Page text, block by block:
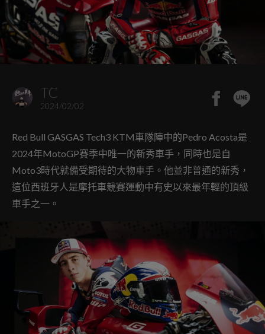
TC
2024/02/02
Red Bull GASGAS Tech3 KTM車隊陣中的Pedro Acosta是
2024年MotoGP賽季中唯一的新秀車手，同時也是自
Moto3時代就備受期待的大物車手。他並非普通的新秀，
這位西班牙人是摩托車競賽運動中有史以來最年輕的頂級
車手之一。